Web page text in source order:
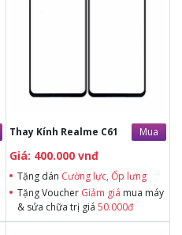
Thay Kính Realme C61 Mua
Giá: 400.000 vnđ
Tặng dán Cường lực, Ốp lưng
Tặng Voucher Giảm giá mua máy
& sửa chữa trị giá 50.000đ